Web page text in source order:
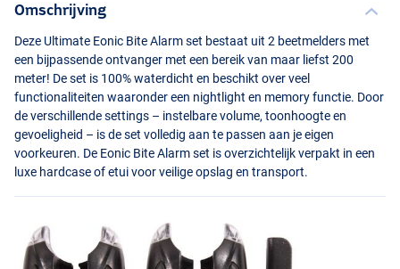
Omschrijving
Deze Ultimate Eonic Bite Alarm set bestaat uit 2 beetmelders met
een bijpassende ontvanger met een bereik van maar liefst 200
meter! De set is 100% waterdicht en beschikt over veel
functionaliteiten waaronder een nightlight en memory functie. Door
de verschillende settings – instelbare volume, toonhoogte en
gevoeligheid – is de set volledig aan te passen aan je eigen
voorkeuren. De Eonic Bite Alarm set is overzichtelijk verpakt in een
luxe hardcase of etui voor veilige opslag en transport.